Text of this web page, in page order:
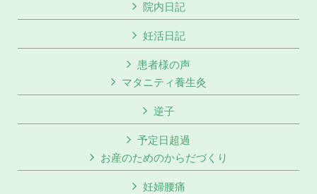
院内日記
妊活日記
患者様の声
マタニティ養生灸
逆子
予定日超過
お産のためのからだづくり
妊婦腰痛